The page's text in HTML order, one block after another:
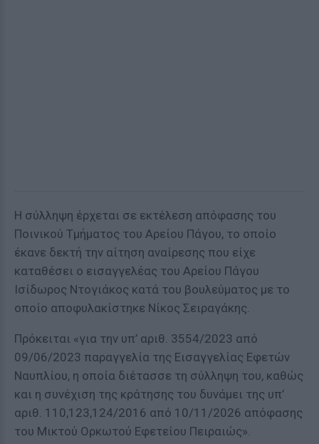
Η σύλληψη έρχεται σε εκτέλεση απόφασης του
Ποινικού Τμήματος του Αρείου Πάγου, το οποίο
έκανε δεκτή την αίτηση αναίρεσης που είχε
καταθέσει ο εισαγγελέας του Αρείου Πάγου
Ισίδωρος Ντογιάκος κατά του βουλεύματος με το
οποίο αποφυλακίστηκε Νίκος Σειραγάκης.
Πρόκειται «για την υπ’ αριθ. 3554/2023 από
09/06/2023 παραγγελία της Εισαγγελίας Εφετών
Ναυπλίου, η οποία διέτασσε τη σύλληψη του, καθώς
και η συνέχιση της κράτησης του δυνάμει της υπ’
αριθ. 110,123,124/2016 από 10/11/2026 απόφασης
του Μικτού Ορκωτού Εφετείου Πειραιώς».